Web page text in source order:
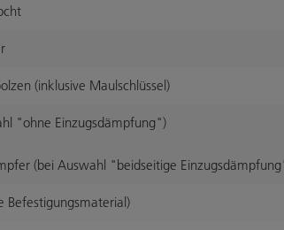
(inklusive Maulschlüssel)
"ohne Einzugsdämpfung")
(bei Auswahl "beidseitige
Befestigungsmaterial)